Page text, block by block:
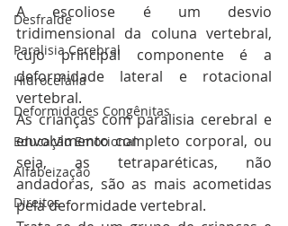
Desfralde
Paralisia Cerebral
Hidrocefalia
Deformidades Congênitas
Educação Emocional
Alfabeização
Direitos
A escoliose é um desvio
tridimensional da coluna vertebral,
cujo principal componente é a
deformidade lateral e rotacional
vertebral.
As crianças com paralisia cerebral e
envolvimento completo corporal, ou
seja, as tetraparéticas, não
andadoras, são as mais acometidas
pela deformidade vertebral.